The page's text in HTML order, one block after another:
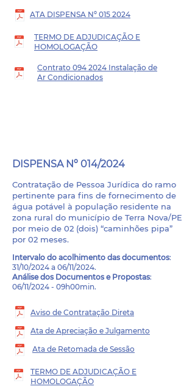
ATA DISPENSA Nº 015 2024
TERMO DE ADJUDICAÇÃO E
HOMOLOGAÇÃO
Contrato 094 2024 Instalação de
Ar Condicionados
DISPENSA Nº 014/2024
Contratação de Pessoa Jurídica do ramo
pertinente para fins de fornecimento de
água potável à população residente na
zona rural do município de Terra Nova/PE
por meio de 02 (dois) “caminhões pipa”
por 02 meses.
Intervalo do acolhimento das documentos:
31/10/2024 a 06/11/2024.
Análise dos Documentos e Propostas:
06/11/2024 - 09h00min.
Aviso de Contratação Direta
Ata de Apreciação e Julgamento
Ata de Retomada de Sessão
TERMO DE ADJUDICAÇÃO E
HOMOLOGAÇÃO